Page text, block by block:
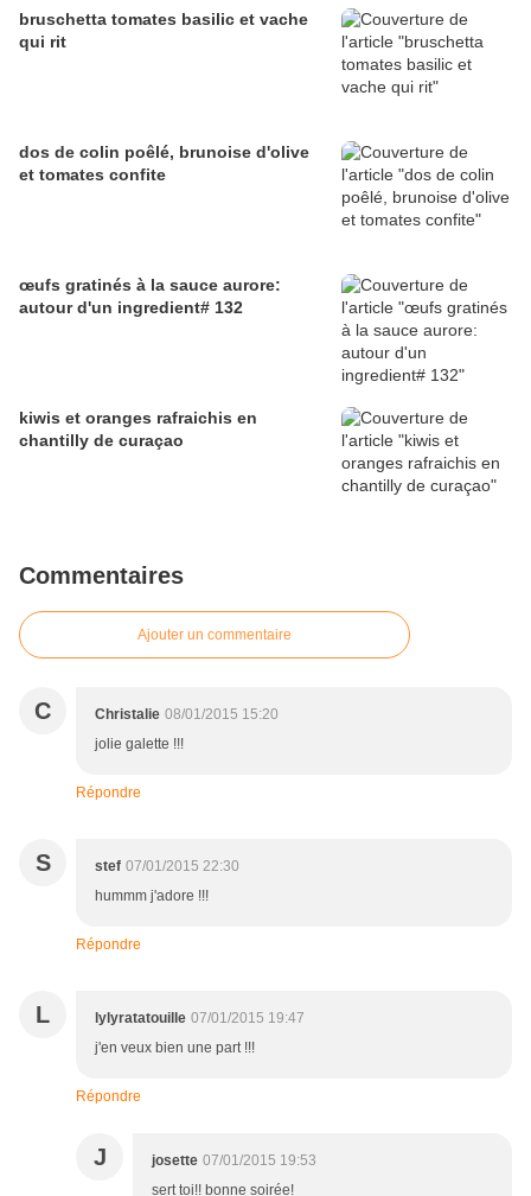
bruschetta tomates basilic et vache
qui rit
dos de colin poêlé, brunoise d'olive
et tomates confite
œufs gratinés à la sauce aurore:
autour d'un ingredient# 132
kiwis et oranges rafraichis en
chantilly de curaçao
Commentaires
Ajouter un commentaire
C Christalie 08/01/2015 15:20
jolie galette !!!
Répondre
S stef 07/01/2015 22:30
hummm j'adore !!!
Répondre
L lylyratatouille 07/01/2015 19:47
j'en veux bien une part !!!
Répondre
J josette 07/01/2015 19:53
sert toi!! bonne soirée!